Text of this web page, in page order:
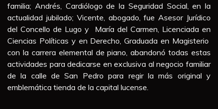
familia; Andrés, Cardiólogo de la Seguridad Social, en la
actualidad jubilado; Vicente, abogado, fue Asesor Jurídico
del Concello de Lugo y María del Carmen, Licenciada en
Ciencias Políticas y en Derecho, Graduada en Magisterio
con la carrera elemental de piano, abandonó todas estas
actividades para dedicarse en exclusiva al negocio familiar
de la calle de San Pedro para regir la más original y
emblemática tienda de la capital lucense.